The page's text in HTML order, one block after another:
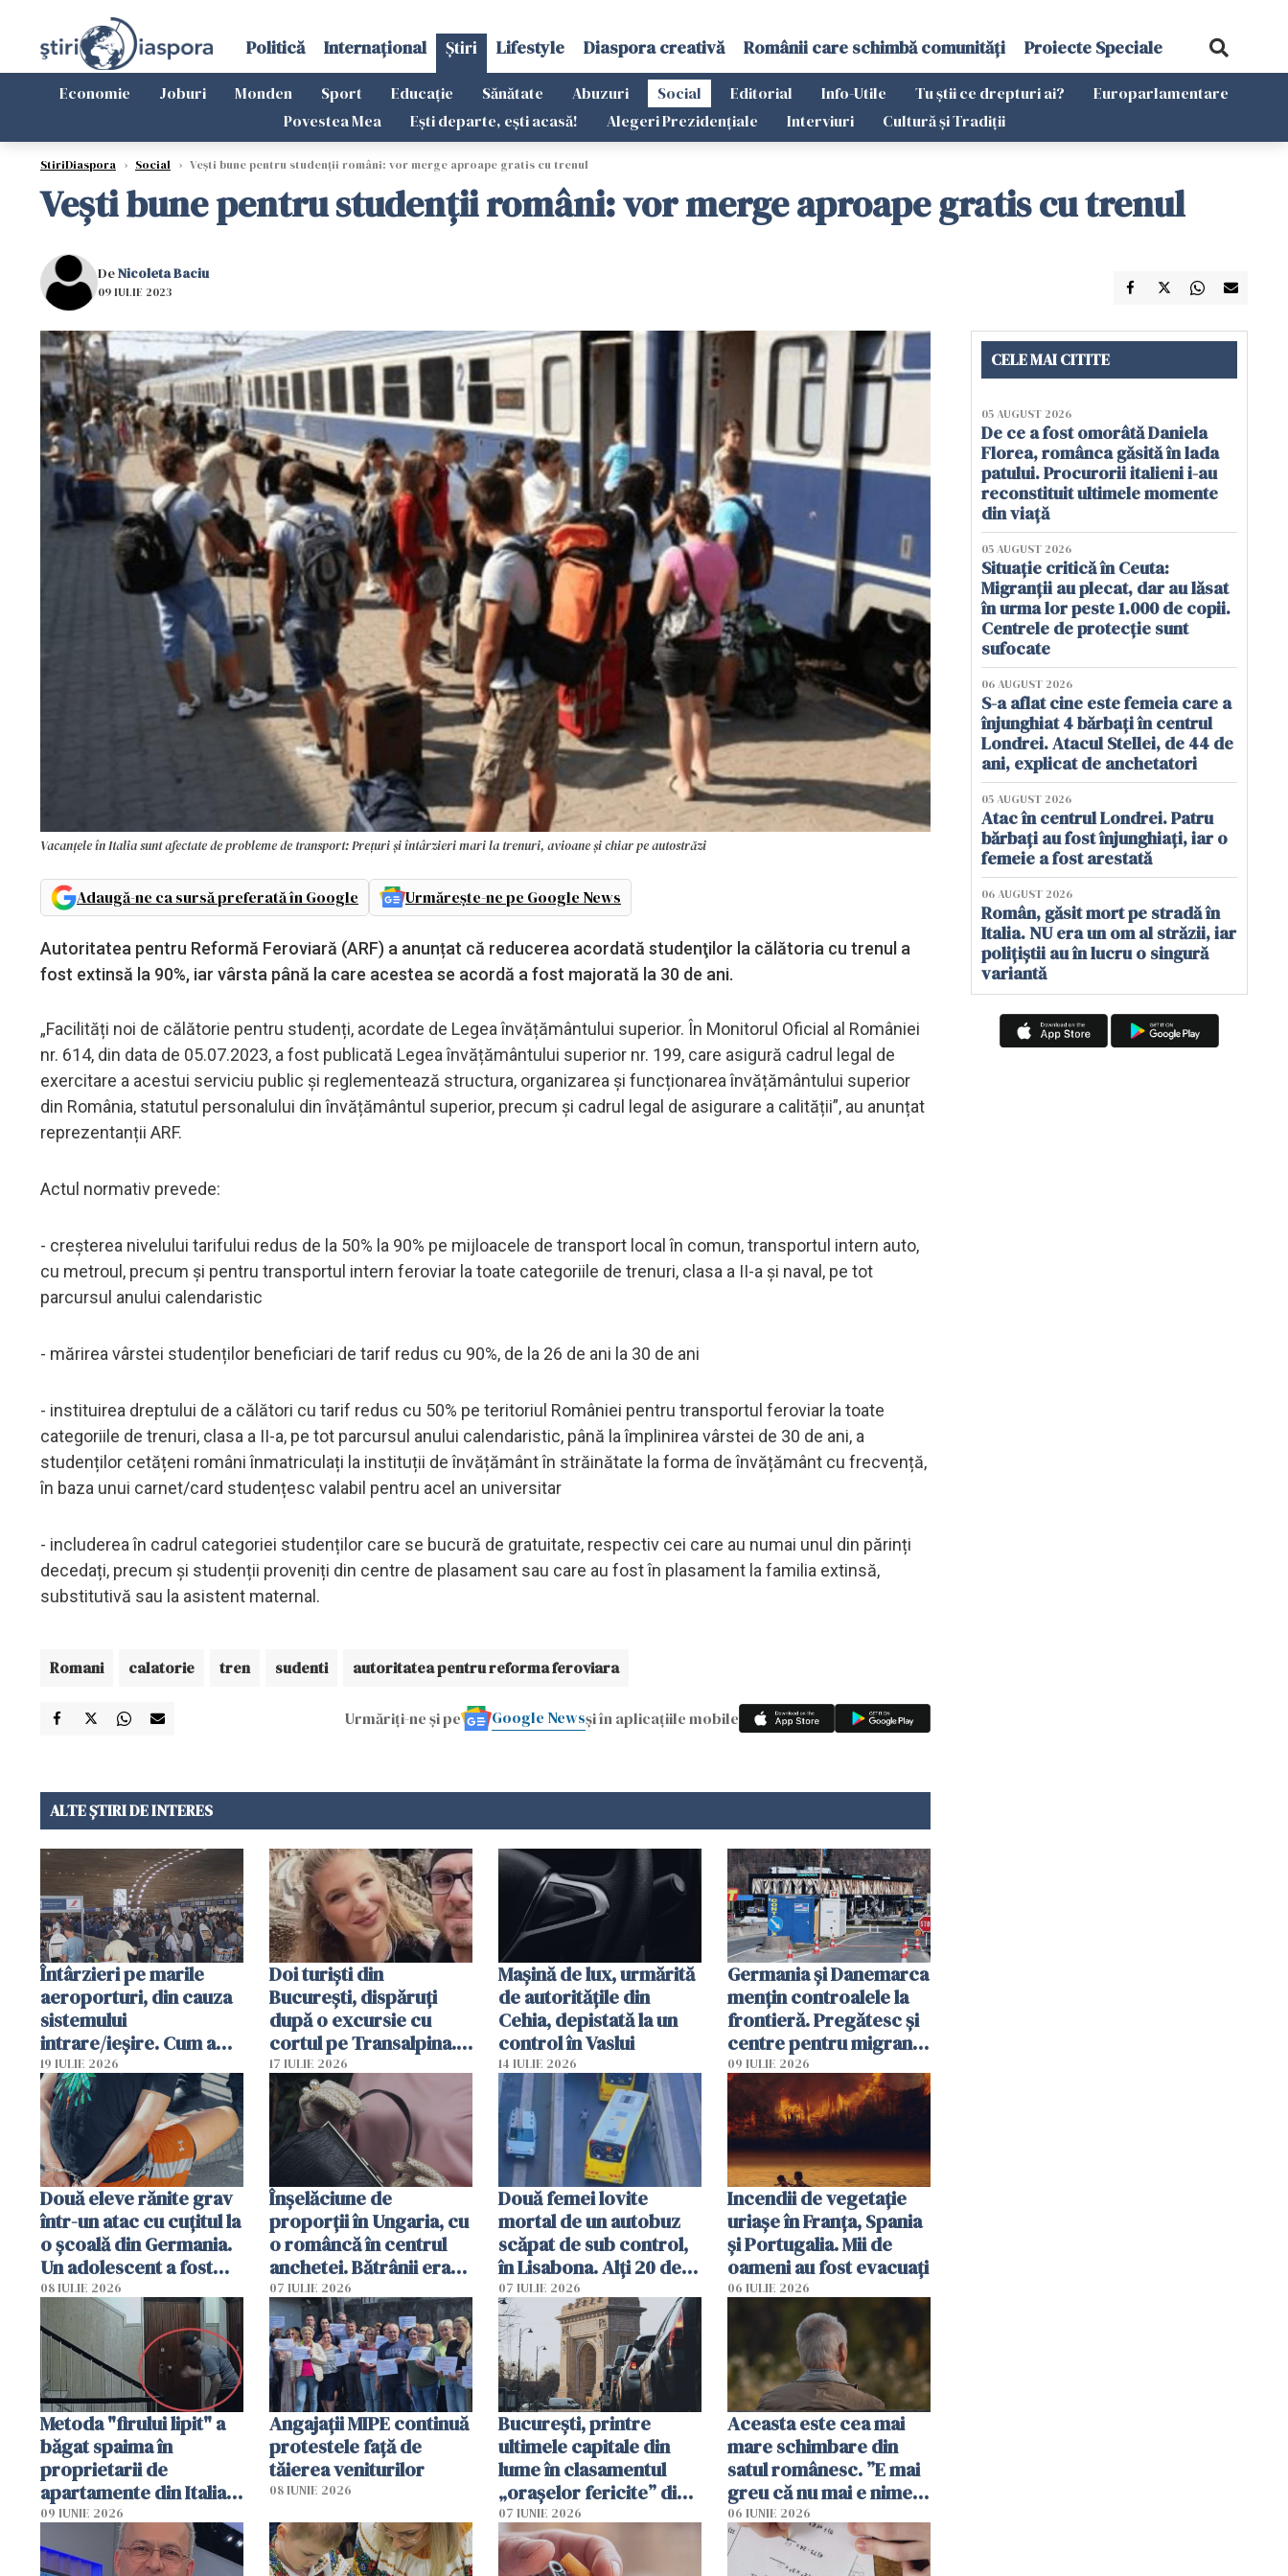
Politică Internațional Știri Lifestyle Diaspora creativă Românii care schimbă comunități Proiecte Speciale
Economie Joburi Monden Sport Educație Sănătate Abuzuri Social Editorial Info-Utile Tu știi ce drepturi ai?
Europarlamentare
Povestea Mea
Ești departe, ești acasă! Alegeri Prezidențiale Interviuri Cultură și Tradiții
StiriDiaspora › Social › Vești bune pentru studenții români: vor merge aproape gratis cu trenul
Vești bune pentru studenții români: vor merge aproape gratis cu trenul
DeNicoleta Baciu
09 IULIE 2023
Vacanțele în Italia sunt afectate de probleme de transport: Prețuri și întârzieri mari la trenuri, avioane și chiar pe autostrăzi
Adaugă-ne ca sursă preferată în Google Urmărește-ne pe Google News
Autoritatea pentru Reformă Feroviară (ARF) a anunțat că reducerea acordată studenţilor la călătoria cu trenul a
fost extinsă la 90%, iar vârsta până la care acestea se acordă a fost majorată la 30 de ani.
„Facilități noi de călătorie pentru studenți, acordate de Legea învățământului superior. În Monitorul Oficial al României
nr. 614, din data de 05.07.2023, a fost publicată Legea învățământului superior nr. 199, care asigură cadrul legal de
exercitare a acestui serviciu public și reglementează structura, organizarea și funcționarea învățământului superior
din România, statutul personalului din învățământul superior, precum și cadrul legal de asigurare a calității”, au anunțat
reprezentanții ARF.
Actul normativ prevede:
- creșterea nivelului tarifului redus de la 50% la 90% pe mijloacele de transport local în comun, transportul intern auto,
cu metroul, precum și pentru transportul intern feroviar la toate categoriile de trenuri, clasa a II-a și naval, pe tot
parcursul anului calendaristic
- mărirea vârstei studenților beneficiari de tarif redus cu 90%, de la 26 de ani la 30 de ani
- instituirea dreptului de a călători cu tarif redus cu 50% pe teritoriul României pentru transportul feroviar la toate
categoriile de trenuri, clasa a II-a, pe tot parcursul anului calendaristic, până la împlinirea vârstei de 30 de ani, a
studenților cetățeni români înmatriculați la instituții de învățământ în străinătate la forma de învățământ cu frecvență,
în baza unui carnet/card studențesc valabil pentru acel an universitar
- includerea în cadrul categoriei studenților care se bucură de gratuitate, respectiv cei care au numai unul din părinți
decedați, precum și studenții proveniți din centre de plasament sau care au fost în plasament la familia extinsă,
substitutivă sau la asistent maternal.
Romani calatorie tren sudenti autoritatea pentru reforma feroviara
Urmăriți-ne și pe Google Newsși în aplicațiile mobile
ALTE ȘTIRI DE INTERES
Întârzieri pe marile
aeroporturi, din cauza
sistemului
intrare/ieșire. Cum a
ajuns o femeie să fie
arestată în Cluj-Napoca
19 IULIE 2026
Doi turiști din
București, dispăruți
după o excursie cu
cortul pe Transalpina.
Poliția și familia îi caută
17 IULIE 2026
Mașină de lux, urmărită
de autoritățile din
Cehia, depistată la un
control în Vaslui
14 IULIE 2026
Germania și Danemarca
mențin controalele la
frontieră. Pregătesc și
centre pentru migranții
respinși din UE
09 IULIE 2026
Două eleve rănite grav
într-un atac cu cuțitul la
o școală din Germania.
Un adolescent a fost
arestat
08 IULIE 2026
Înșelăciune de
proporții în Ungaria, cu
o româncă în centrul
anchetei. Bătrânii erau
puși să lase la poartă
genți cu aur și bani
07 IULIE 2026
Două femei lovite
mortal de un autobuz
scăpat de sub control,
în Lisabona. Alți 20 de
oameni sunt răniți
07 IULIE 2026
Incendii de vegetație
uriașe în Franța, Spania
și Portugalia. Mii de
oameni au fost evacuați
06 IULIE 2026
Metoda "firului lipit" a
băgat spaima în
proprietarii de
apartamente din Italia.
Poliția, sesizată
09 IUNIE 2026
Angajaţii MIPE continuă
protestele faţă de
tăierea veniturilor
08 IUNIE 2026
București, printre
ultimele capitale din
lume în clasamentul
„orașelor fericite” din
2026
07 IUNIE 2026
Aceasta este cea mai
mare schimbare din
satul românesc. ”E mai
greu că nu mai e nimeni
pe-aici, prin jur”
06 IUNIE 2026
CELE MAI CITITE
05 AUGUST 2026
De ce a fost omorâtă Daniela
Florea, românca găsită în lada
patului. Procurorii italieni i-au
reconstituit ultimele momente
din viață
05 AUGUST 2026
Situație critică în Ceuta:
Migranții au plecat, dar au lăsat
în urma lor peste 1.000 de copii.
Centrele de protecție sunt
sufocate
06 AUGUST 2026
S-a aflat cine este femeia care a
înjunghiat 4 bărbați în centrul
Londrei. Atacul Stellei, de 44 de
ani, explicat de anchetatori
05 AUGUST 2026
Atac în centrul Londrei. Patru
bărbați au fost înjunghiați, iar o
femeie a fost arestată
06 AUGUST 2026
Român, găsit mort pe stradă în
Italia. NU era un om al străzii, iar
polițiștii au în lucru o singură
variantă